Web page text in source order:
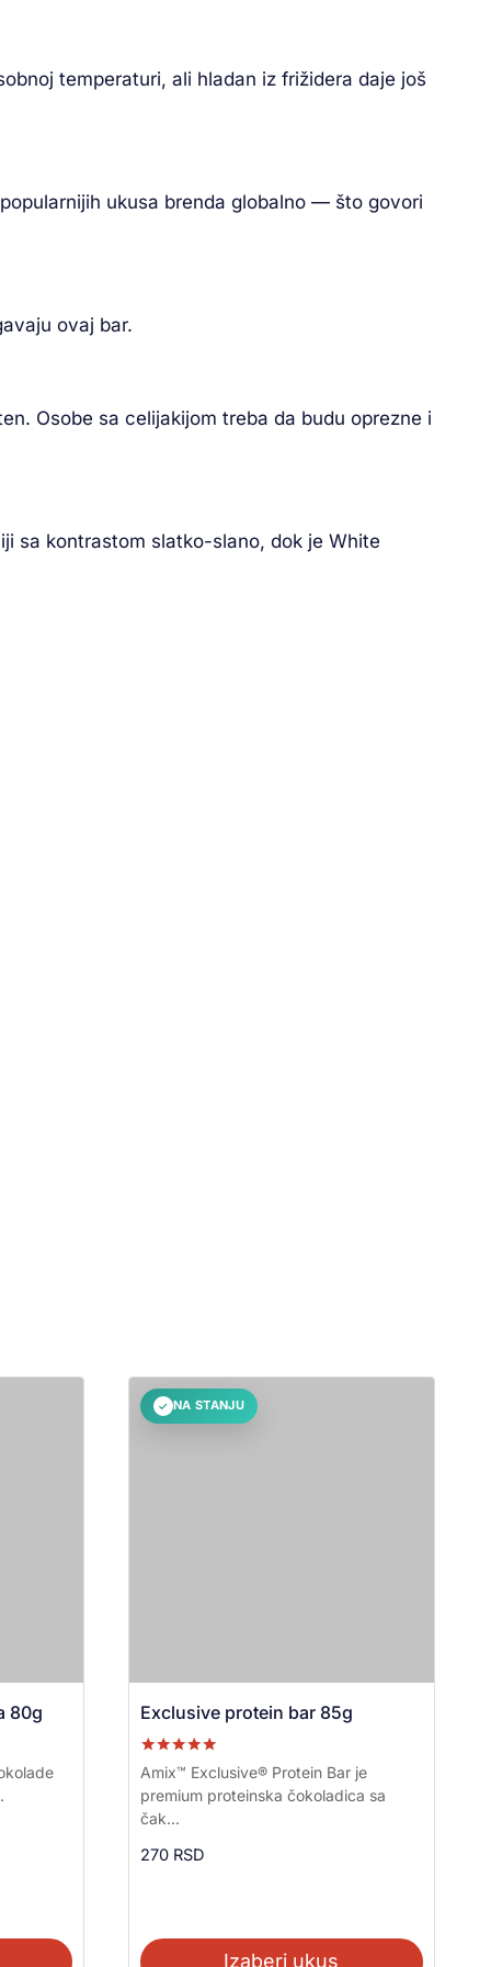
temperaturi, ali hladan iz frižidera daje još
ukusa brenda globalno — što govori
ovaj bar.
Osobe sa celijakijom treba da budu oprezne i
sa kontrastom slatko-slano, dok je White
80g
✓ NA STANJU
Exclusive protein bar 85g
Ocenjeno sa
5.00
od 5
Amix™ Exclusive® Protein Bar je
premium proteinska čokoladica sa
čak...
270 RSD
Izaberi ukus